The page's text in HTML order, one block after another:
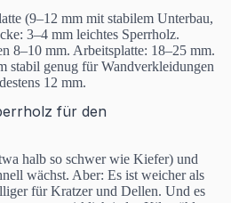
(9–12 mm mit stabilem Unterbau,
3–4 mm leichtes Sperrholz.
8–10 mm. Arbeitsplatte: 18–25 mm.
stabil genug für Wandverkleidungen
12 mm.
für den
halb so schwer wie Kiefer) und
wächst. Aber: Es ist weicher als
für Kratzer und Dellen. Und es